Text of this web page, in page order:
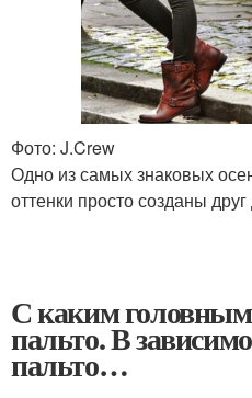
Фото: J.Crew
Одно из самых знаковых
оттенки просто созданы друг
С каким
пальто. В
пальто…